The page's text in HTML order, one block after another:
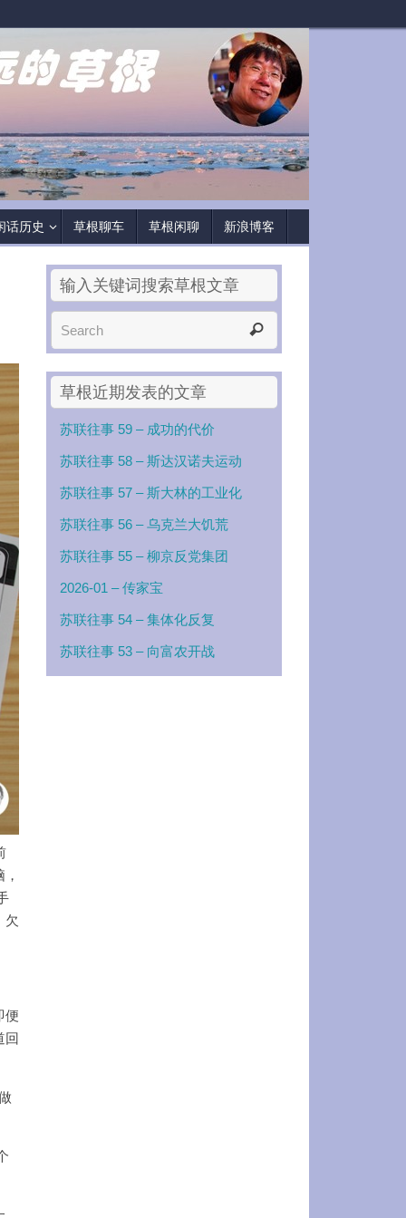
话历史 草根聊车 草根闲聊 新浪博客
欠
便
回
输入关键词搜索草根文章
草根近期发表的文章
苏联往事 59 – 成功的代价
苏联往事 58 – 斯达汉诺夫运动
苏联往事 57 – 斯大林的工业化
苏联往事 56 – 乌克兰大饥荒
苏联往事 55 – 柳京反党集团
2026-01 – 传家宝
苏联往事 54 – 集体化反复
苏联往事 53 – 向富农开战